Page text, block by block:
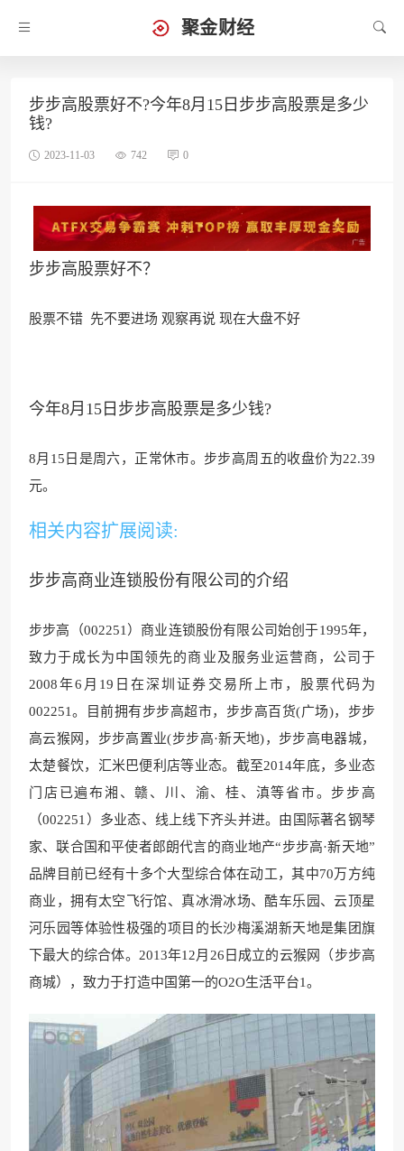
聚金财经
步步高股票好不?今年8月15日步步高股票是多少
钱?
2023-11-03 742 0
步步高股票好不？
股票不错 先不要进场 观察再说 现在大盘不好
今年8月15日步步高股票是多少钱?
8月15日是周六，正常休市。步步高周五的收盘价为22.39
元。
相关内容扩展阅读:
步步高商业连锁股份有限公司的介绍
步步高（002251）商业连锁股份有限公司始创于1995年，
致力于成长为中国领先的商业及服务业运营商，公司于
2008年6月19日在深圳证券交易所上市，股票代码为
002251。目前拥有步步高超市，步步高百货(广场)，步步
高云猴网，步步高置业(步步高·新天地)，步步高电器城，
太楚餐饮，汇米巴便利店等业态。截至2014年底，多业态
门店已遍布湘、赣、川、渝、桂、滇等省市。步步高
（002251）多业态、线上线下齐头并进。由国际著名钢琴
家、联合国和平使者郎朗代言的商业地产“步步高·新天地”
品牌目前已经有十多个大型综合体在动工，其中70万方纯
商业，拥有太空飞行馆、真冰滑冰场、酷车乐园、云顶星
河乐园等体验性极强的项目的长沙梅溪湖新天地是集团旗
下最大的综合体。2013年12月26日成立的云猴网（步步高
商城），致力于打造中国第一的O2O生活平台1。